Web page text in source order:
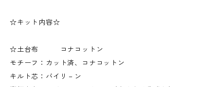
☆キット内容☆
☆土台布 コナコットン
モチーフ：カット済、コナコットン
キルト芯：バイリ－ン